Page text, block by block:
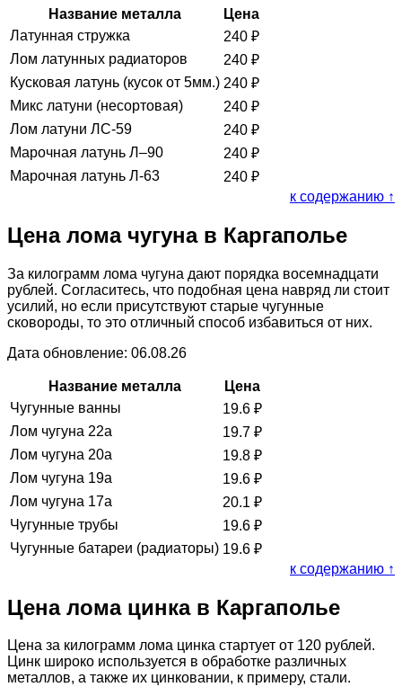
Название металла
Цена
Латунная стружка
240 ₽
Лом латунных радиаторов
240 ₽
Кусковая латунь (кусок от 5мм.) 240 ₽
Микс латуни (несортовая)
240 ₽
Лом латуни ЛС-59
240 ₽
Марочная латунь Л–90
240 ₽
Марочная латунь Л-63
240 ₽
к содержанию ↑
Цена лома чугуна в Каргаполье
За килограмм лома чугуна дают порядка восемнадцати
рублей. Согласитесь, что подобная цена навряд ли стоит
усилий, но если присутствуют старые чугунные
сковороды, то это отличный способ избавиться от них.
Дата обновление: 06.08.26
Название металла
Цена
Чугунные ванны
19.6 ₽
Лом чугуна 22а
19.7 ₽
Лом чугуна 20а
19.8 ₽
Лом чугуна 19а
19.6 ₽
Лом чугуна 17а
20.1 ₽
Чугунные трубы
19.6 ₽
Чугунные батареи (радиаторы) 19.6 ₽
к содержанию ↑
Цена лома цинка в Каргаполье
Цена за килограмм лома цинка стартует от 120 рублей.
Цинк широко используется в обработке различных
металлов, а также их цинковании, к примеру, стали.